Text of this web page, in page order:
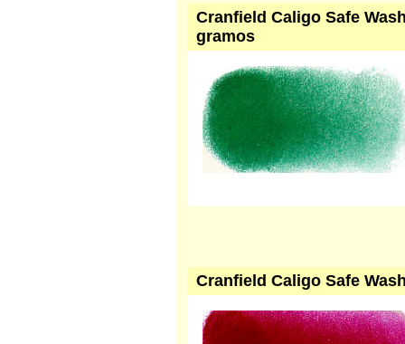
Cranfield Caligo Safe
gramos
Cranfield Caligo Safe